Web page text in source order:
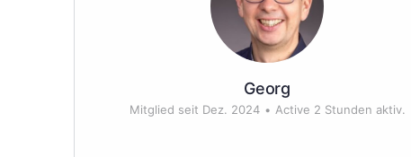
Georg
Mitglied seit Dez. 2024 • Active 2 Stunden aktiv.